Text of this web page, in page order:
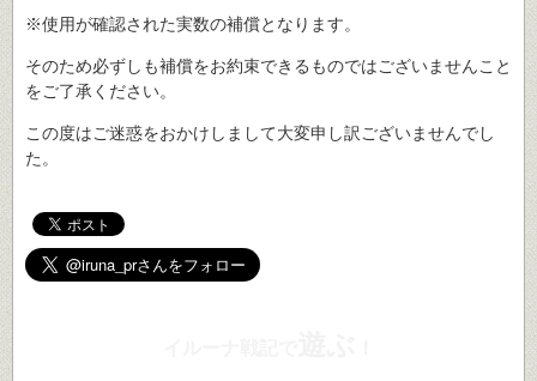
※使用が確認された実数の補償となります。
そのため必ずしも補償をお約束できるものではございませんこと
をご了承ください。
この度はご迷惑をおかけしまして大変申し訳ございませんでし
た。